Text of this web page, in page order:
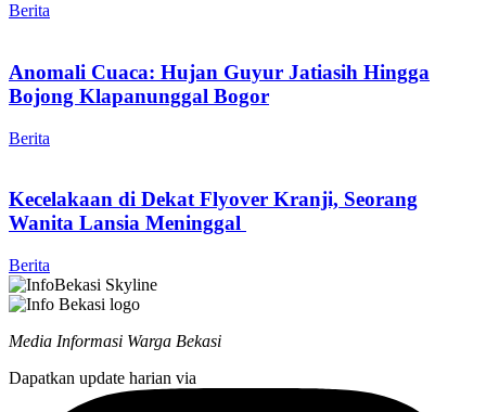
Berita
Anomali Cuaca: Hujan Guyur Jatiasih Hingga
Bojong Klapanunggal Bogor
Berita
Kecelakaan di Dekat Flyover Kranji, Seorang
Wanita Lansia Meninggal
Berita
Media Informasi Warga Bekasi
Dapatkan update harian via